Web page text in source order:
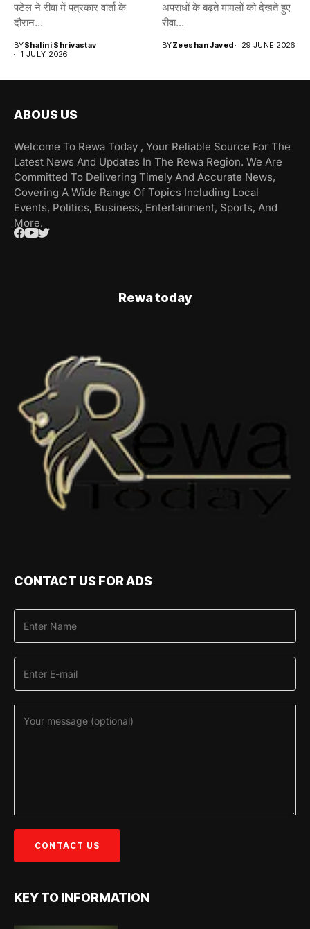
पटेल ने रीवा में पत्रकार वार्ता के
दौरान...
BYShalini Shrivastav
1 JULY 2026
अपराधों के बढ़ते मामलों को देखते हुए
रीवा...
BYZeeshan Javed 29 JUNE 2026
ABOUS US
Welcome To Rewa Today , Your Reliable Source For The
Latest News And Updates In The Rewa Region. We Are
Committed To Delivering Timely And Accurate News,
Covering A Wide Range Of Topics Including Local
Events, Politics, Business, Entertainment, Sports, And
More.
Rewa today
CONTACT US FOR ADS
KEY TO INFORMATION